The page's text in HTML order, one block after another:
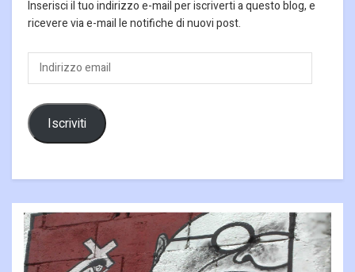
Inserisci il tuo indirizzo e-mail per iscriverti a questo blog, e
ricevere via e-mail le notifiche di nuovi post.
Indirizzo
email
Iscriviti